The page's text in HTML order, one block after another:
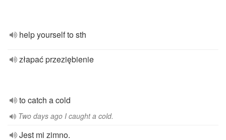
help yourself to sth
złapać przeziębienie
to catch a cold
Two days ago I caught a cold.
Jest mi zimno.